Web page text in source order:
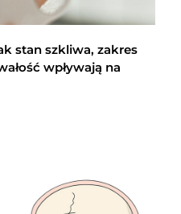
stan szkliwa, zakres
wpływają na